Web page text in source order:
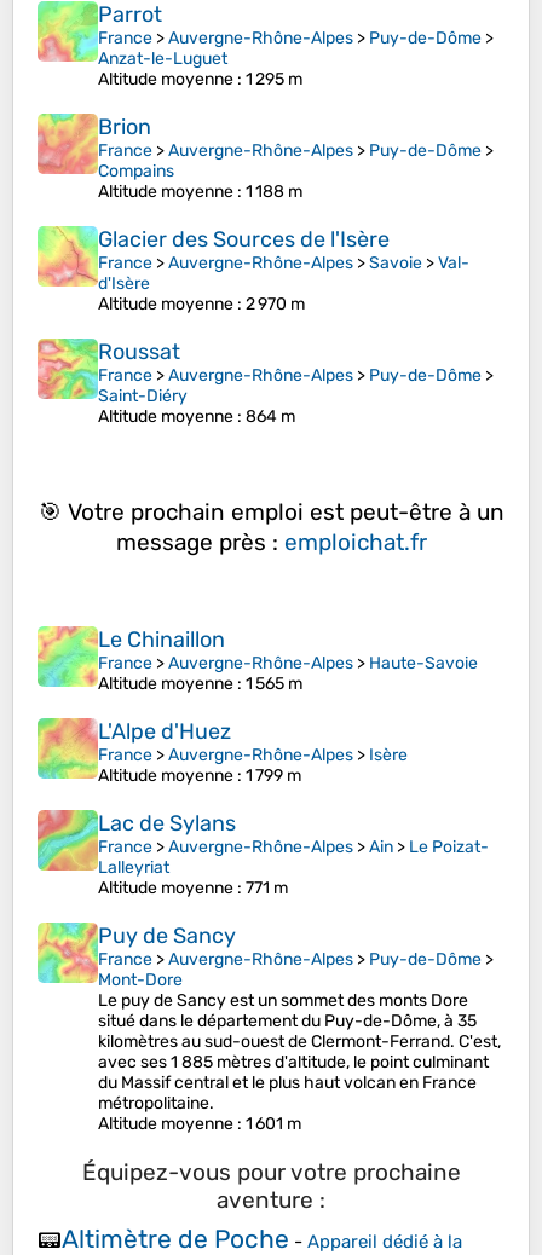
Parrot
France >Auvergne-Rhône-Alpes > Puy-de-Dôme >
Anzat-le-Luguet
Altitude moyenne : 1 295 m
Brion
France >Auvergne-Rhône-Alpes > Puy-de-Dôme >
Compains
Altitude moyenne : 1 188 m
Glacier des Sources de l'Isère
France >Auvergne-Rhône-Alpes >Savoie >Val-
d'Isère
Altitude moyenne : 2 970 m
Roussat
France >Auvergne-Rhône-Alpes > Puy-de-Dôme >
Saint-Diéry
Altitude moyenne : 864 m
🎯 Votre prochain emploi est peut-être à un
message près : emploichat.fr
Le Chinaillon
France >Auvergne-Rhône-Alpes > Haute-Savoie
Altitude moyenne : 1 565 m
L'Alpe d'Huez
France >Auvergne-Rhône-Alpes > Isère
Altitude moyenne : 1 799 m
Lac de Sylans
France >Auvergne-Rhône-Alpes >Ain > Le Poizat-
Lalleyriat
Altitude moyenne : 771 m
Puy de Sancy
France >Auvergne-Rhône-Alpes > Puy-de-Dôme >
Mont-Dore
Le puy de Sancy est un sommet des monts Dore
situé dans le département du Puy-de-Dôme, à 35
kilomètres au sud-ouest de Clermont-Ferrand. C'est,
avec ses 1 885 mètres d'altitude, le point culminant
du Massif central et le plus haut volcan en France
métropolitaine.
Altitude moyenne : 1 601 m
Équipez-vous pour votre prochaine
aventure :
📟Altimètre de Poche - Appareil dédié à la